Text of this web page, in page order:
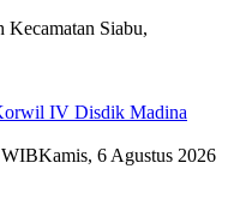
Siabu,
IV Disdik Madina
WIBKamis, 6 Agustus 2026